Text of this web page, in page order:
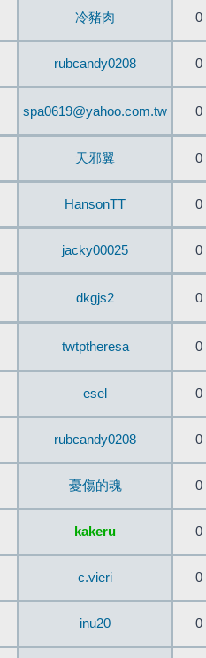
冷豬肉 0
rubcandy0208 0
spa0619@yahoo.com.tw 0
天邪翼 0
HansonTT 0
jacky00025 0
dkgjs2 0
twtptheresa 0
esel 0
rubcandy0208 0
憂傷的魂 0
kakeru 0
c.vieri 0
inu20 0